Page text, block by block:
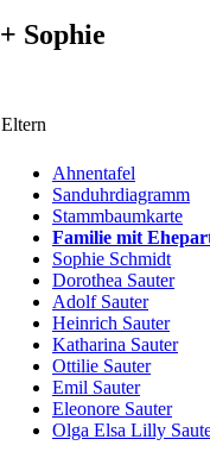
+ Sophie
Eltern
Ahnentafel
Sanduhrdiagramm
Stammbaumkarte
Familie mit
Sophie Schmidt
Dorothea Sauter
Adolf Sauter
Heinrich Sauter
Katharina Sauter
Ottilie Sauter
Emil Sauter
Eleonore Sauter
Olga Elsa Lilly